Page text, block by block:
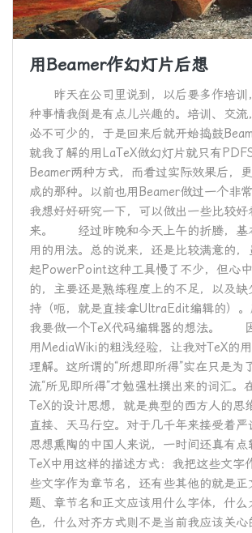
用Beamer作幻灯片后想
昨天在公司里说到，以后要多作培训
种事情我倒是有点儿兴趣的。培训、交流
必不可少的，于是回来后就开始捣鼓
就我了解的用LaTeX做幻灯片就只有
Beamer两种方式，而看过实际效果后，
成的那种。以前也用Beamer做过一个非
我想好好研究一下，可以做出一些比较好
来。 经过昨晚和今天上午的折腾，基
用的用法。总的说来，还是比较满意的
起PowerPoint这种工具慢了不少，但心
的，主要还是熟练程度上的不足，以及
持（呃，就是直接拿UltraEdit编辑的）。
我要做一个TeX代码编辑器的想法。
用MediaWiki的粗浅经验，让我对TeX的
理解。这所谓的“所想即所得”实在只是为
流“所见即所得”才勉强杜撰出来的词汇。
TeX的设计思想，就是典型的西方人的思
直接、天马行空。对于几千年来接受着
思想熏陶的中国人来说，一时间还真有
TeX中用这样的描述方式：我把这些文字
些文字作为章节名，还有些其他的就是
题、章节名和正文应该用什么字体，什
色，什么对齐方式则不是当前我应该关心